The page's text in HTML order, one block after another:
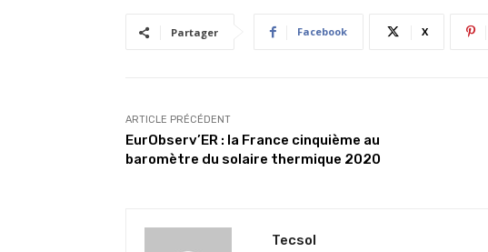
Partager Facebook X
ARTICLE PRÉCÉDENT
EurObserv’ER : la France cinquième au
baromètre du solaire thermique 2020
Tecsol